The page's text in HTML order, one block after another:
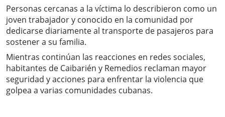
Personas cercanas a la víctima lo describieron como un
joven trabajador y conocido en la comunidad por
dedicarse diariamente al transporte de pasajeros para
sostener a su familia.
Mientras continúan las reacciones en redes sociales,
habitantes de Caibarién y Remedios reclaman mayor
seguridad y acciones para enfrentar la violencia que
golpea a varias comunidades cubanas.